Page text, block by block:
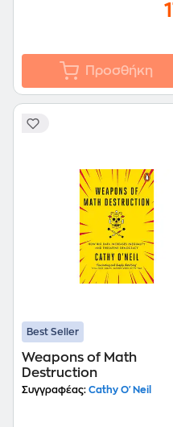
Προσθήκη
Best Seller
Weapons of Math
Destruction
Συγγραφέας: Cathy O'Neil